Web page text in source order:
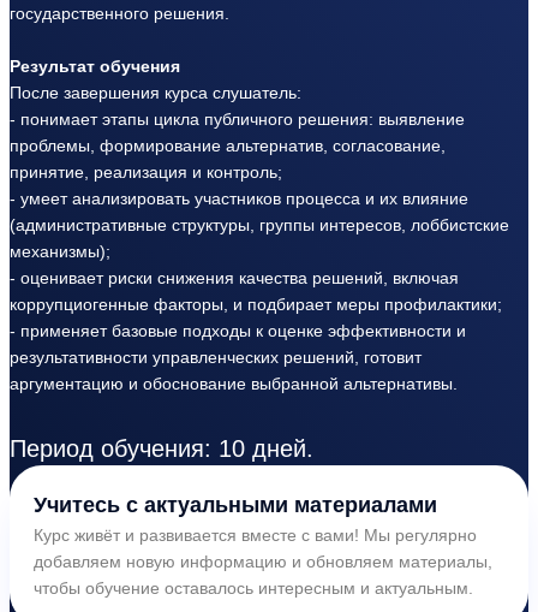
государственного решения.
Результат обучения
После завершения курса слушатель:
- понимает этапы цикла публичного решения: выявление
проблемы, формирование альтернатив, согласование,
принятие, реализация и контроль;
- умеет анализировать участников процесса и их влияние
(административные структуры, группы интересов, лоббистские
механизмы);
- оценивает риски снижения качества решений, включая
коррупциогенные факторы, и подбирает меры профилактики;
- применяет базовые подходы к оценке эффективности и
результативности управленческих решений, готовит
аргументацию и обоснование выбранной альтернативы.
Период обучения: 10 дней.
Учитесь с актуальными материалами
Курс живёт и развивается вместе с вами! Мы регулярно
добавляем новую информацию и обновляем материалы,
чтобы обучение оставалось интересным и актуальным.